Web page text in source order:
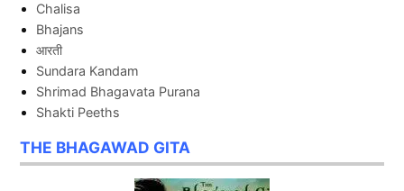
Chalisa
Bhajans
आरती
Sundara Kandam
Shrimad Bhagavata Purana
Shakti Peeths
THE BHAGAWAD GITA